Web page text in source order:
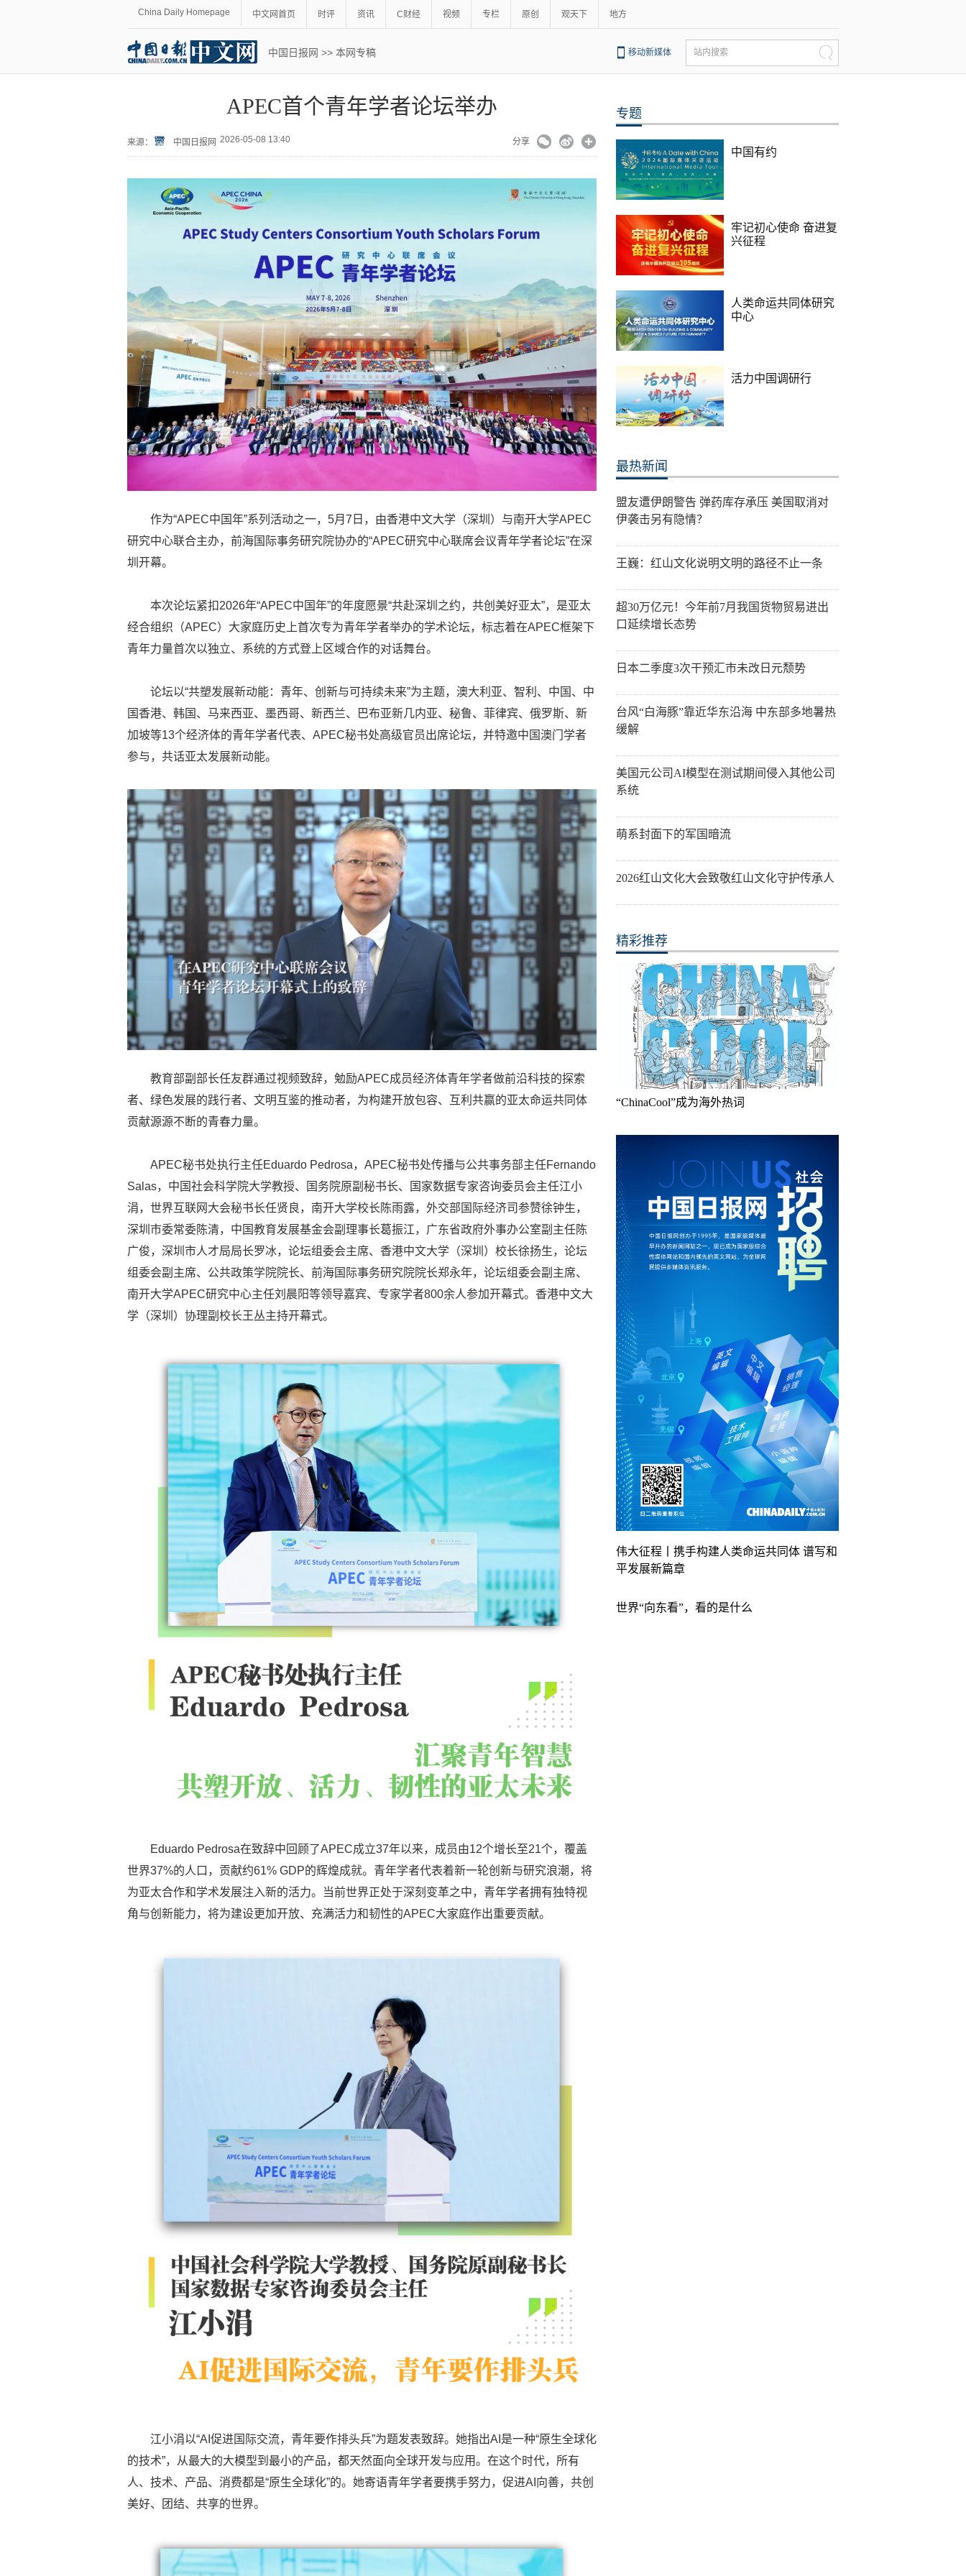
China Daily Homepage 中文网首页 时评 资讯 C财经 视频 专栏 原创 观天下 地方
中国日报网 >> 本网专稿 移动新媒体 站内搜索
APEC首个青年学者论坛举办
来源： 中国日报网 2026-05-08 13:40 分享
作为“APEC中国年”系列活动之一，5月7日，由香港中文大学（深圳）与南开大学APEC
研究中心联合主办，前海国际事务研究院协办的“APEC研究中心联席会议青年学者论坛”在深
圳开幕。
本次论坛紧扣2026年“APEC中国年”的年度愿景“共赴深圳之约，共创美好亚太”，是亚太
经合组织（APEC）大家庭历史上首次专为青年学者举办的学术论坛，标志着在APEC框架下
青年力量首次以独立、系统的方式登上区域合作的对话舞台。
论坛以“共塑发展新动能：青年、创新与可持续未来”为主题，澳大利亚、智利、中国、中
国香港、韩国、马来西亚、墨西哥、新西兰、巴布亚新几内亚、秘鲁、菲律宾、俄罗斯、新
加坡等13个经济体的青年学者代表、APEC秘书处高级官员出席论坛，并特邀中国澳门学者
参与，共话亚太发展新动能。
教育部副部长任友群通过视频致辞，勉励APEC成员经济体青年学者做前沿科技的探索
者、绿色发展的践行者、文明互鉴的推动者，为构建开放包容、互利共赢的亚太命运共同体
贡献源源不断的青春力量。
APEC秘书处执行主任Eduardo Pedrosa，APEC秘书处传播与公共事务部主任Fernando
Salas，中国社会科学院大学教授、国务院原副秘书长、国家数据专家咨询委员会主任江小
涓，世界互联网大会秘书长任贤良，南开大学校长陈雨露，外交部国际经济司参赞徐钟生，
深圳市委常委陈清，中国教育发展基金会副理事长葛振江，广东省政府外事办公室副主任陈
广俊，深圳市人才局局长罗冰，论坛组委会主席、香港中文大学（深圳）校长徐扬生，论坛
组委会副主席、公共政策学院院长、前海国际事务研究院院长郑永年，论坛组委会副主席、
南开大学APEC研究中心主任刘晨阳等领导嘉宾、专家学者800余人参加开幕式。香港中文大
学（深圳）协理副校长王丛主持开幕式。
Eduardo Pedrosa在致辞中回顾了APEC成立37年以来，成员由12个增长至21个，覆盖
世界37%的人口，贡献约61% GDP的辉煌成就。青年学者代表着新一轮创新与研究浪潮，将
为亚太合作和学术发展注入新的活力。当前世界正处于深刻变革之中，青年学者拥有独特视
角与创新能力，将为建设更加开放、充满活力和韧性的APEC大家庭作出重要贡献。
江小涓以“AI促进国际交流，青年要作排头兵”为题发表致辞。她指出AI是一种“原生全球化
的技术”，从最大的大模型到最小的产品，都天然面向全球开发与应用。在这个时代，所有
人、技术、产品、消费都是“原生全球化”的。她寄语青年学者要携手努力，促进AI向善，共创
美好、团结、共享的世界。
专题
中国有约
牢记初心使命 奋进复
兴征程
人类命运共同体研究
中心
活力中国调研行
最热新闻
盟友遭伊朗警告 弹药库存承压 美国取消对
伊袭击另有隐情？
王巍：红山文化说明文明的路径不止一条
超30万亿元！今年前7月我国货物贸易进出
口延续增长态势
日本二季度3次干预汇市未改日元颓势
台风“白海豚”靠近华东沿海 中东部多地暑热
缓解
美国元公司AI模型在测试期间侵入其他公司
系统
萌系封面下的军国暗流
2026红山文化大会致敬红山文化守护传承人
精彩推荐
“ChinaCool”成为海外热词
伟大征程丨携手构建人类命运共同体 谱写和
平发展新篇章
世界“向东看”，看的是什么